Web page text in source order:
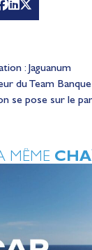
: Jaguanum
du Team
se pose sur le
MÊME